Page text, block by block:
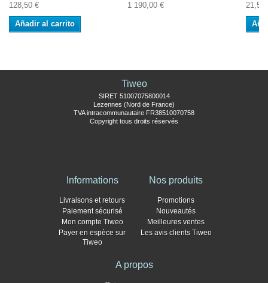
128,50 €
Añadir al carrito
1 190,00 € 21,50
Tiweo
SIRET 51007075800014
Lezennes (Nord de France)
TVA intracommunautaire FR38510070758
Copyright tous droits réservés
Informations
Livraisons et retours
Paiement sécurisé
Mon compte Tiweo
Payer en espèce sur
Tiweo
Nos produits
Promotions
Nouveautés
Meilleures ventes
Les avis clients Tiweo
A propos